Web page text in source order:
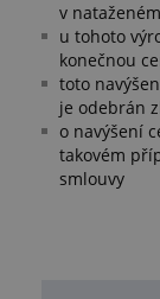
v
u tohoto
konečnou
toto
je odebrán
o navýšení
takovém
smlouvy